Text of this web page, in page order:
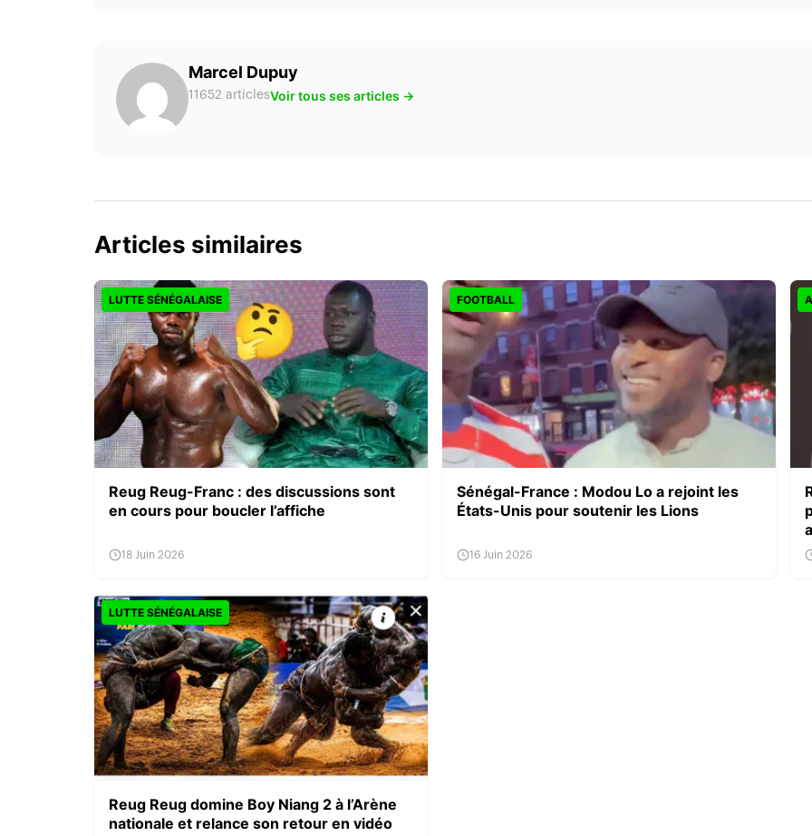
Marcel Dupuy
11652 articlesVoir tous ses articles →
Articles similaires
LUTTE SÉNÉGALAISE
Reug Reug-Franc : des discussions sont
en cours pour boucler l’affiche
18 Juin 2026
FOOTBALL
Sénégal-France : Modou Lo a rejoint les
États-Unis pour soutenir les Lions
16 Juin 2026
LUTTE SÉNÉGALAISE
Reug Reug domine Boy Niang 2 à l’Arène
nationale et relance son retour en vidéo